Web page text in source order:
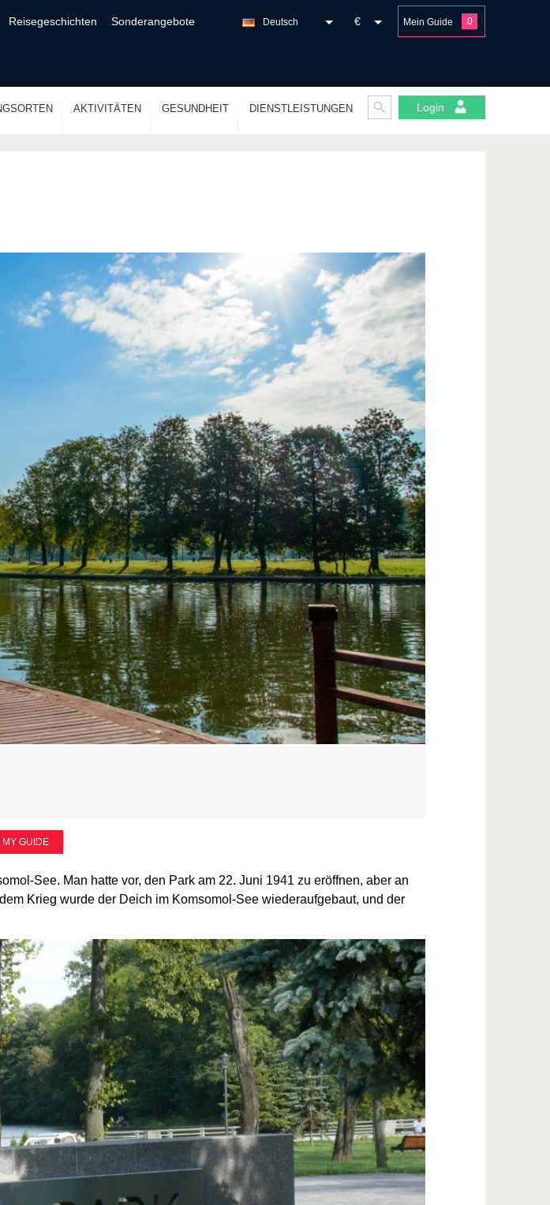
Reisegeschichten Sonderangebote Mein Guide 0
€
Deutsch
AKTIVITÄTEN GESUNDHEIT DIENSTLEISTUNGEN Login
MY GUIDE
See. Man hatte vor, den Park am 22. Juni 1941 zu eröffnen, aber an
Krieg wurde der Deich im Komsomol-See wiederaufgebaut, und der